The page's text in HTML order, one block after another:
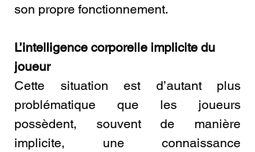
son propre fonctionnement.
L’intelligence corporelle implicite du
joueur
Cette situation est d’autant plus
problématique que les joueurs
possèdent, souvent de manière
implicite, une connaissance